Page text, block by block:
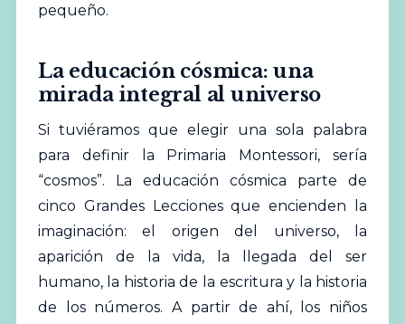
pequeño.
La educación cósmica: una
mirada integral al universo
Si tuviéramos que elegir una sola palabra
para definir la Primaria Montessori, sería
“cosmos”. La educación cósmica parte de
cinco Grandes Lecciones que encienden la
imaginación: el origen del universo, la
aparición de la vida, la llegada del ser
humano, la historia de la escritura y la historia
de los números. A partir de ahí, los niños